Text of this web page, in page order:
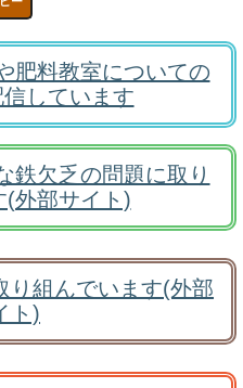
肥料教室についての
しています
鉄欠乏の問題に取り
(外部サイト)
り組んでいます(外部
ト)